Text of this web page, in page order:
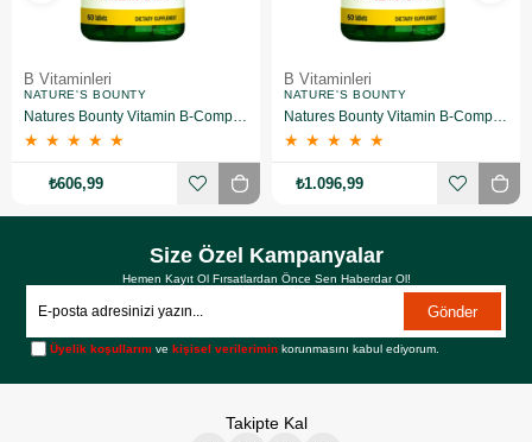
B Vitaminleri
NATURE'S BOUNTY
Natures Bounty Vitamin B-Complex Plus Takviye Edici Gıda 60 Tablet
★ ★ ★ ★ ★
₺606,99
B Vitaminleri
NATURE'S BOUNTY
Natures Bounty Vitamin B-Complex Plus Takviye Edici Gıda 60 Tablet 2 Adet
★ ★ ★ ★ ★
₺1.096,99
Size Özel Kampanyalar
Hemen Kayıt Ol Fırsatlardan Önce Sen Haberdar Ol!
Gönder
Üyelik koşullarını vekişisel verilerimin korunmasını kabul ediyorum.
Takipte Kal